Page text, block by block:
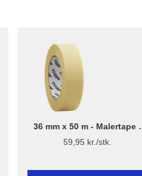
36 mm x 50 m - Malertape -
Flügger
59,95 kr./stk.